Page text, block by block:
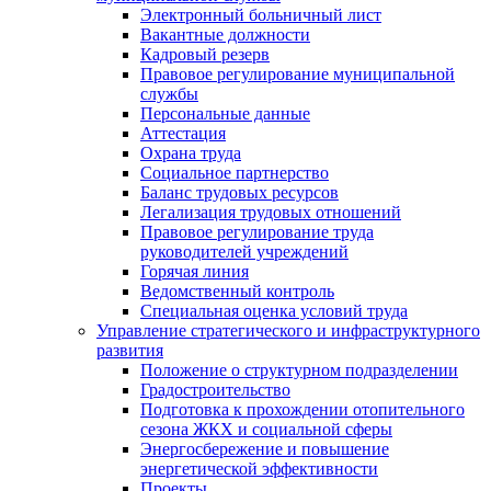
Электронный больничный лист
Вакантные должности
Кадровый резерв
Правовое регулирование муниципальной
службы
Персональные данные
Аттестация
Охрана труда
Социальное партнерство
Баланс трудовых ресурсов
Легализация трудовых отношений
Правовое регулирование труда
руководителей учреждений
Горячая линия
Ведомственный контроль
Специальная оценка условий труда
Управление стратегического и инфраструктурного
развития
Положение о структурном подразделении
Градостроительство
Подготовка к прохождении отопительного
сезона ЖКХ и социальной сферы
Энергосбережение и повышение
энергетической эффективности